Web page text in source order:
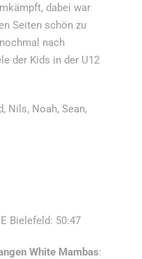
dabei war
Seiten schön zu
nach
der Kids in der U12
Nils, Noah, Sean,
Bielefeld: 50:47
White Mambas: